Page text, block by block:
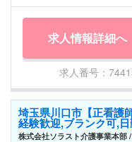
求人情報詳細へ
求人番号：
埼玉県川口市【正看護
経験歓迎,ブランク可,
株式会社ソラスト介護事業本部